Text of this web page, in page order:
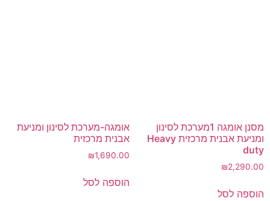
מסנן אומגה 1מערכת לסינון
ומניעת אבנית מרכזית Heavy
duty
₪2,290.00
הוספה לסל
אומגה-מערכת לסינון ומניעת
אבנית מרכזית
₪1,690.00
הוספה לסל